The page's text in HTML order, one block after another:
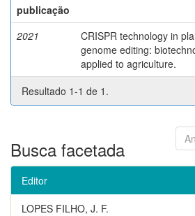
publicação
2021
CRISPR technology in
genome editing:
applied to agriculture.
Resultado 1-1 de 1.
Busca facetada
Editor
LOPES FILHO, J. F.